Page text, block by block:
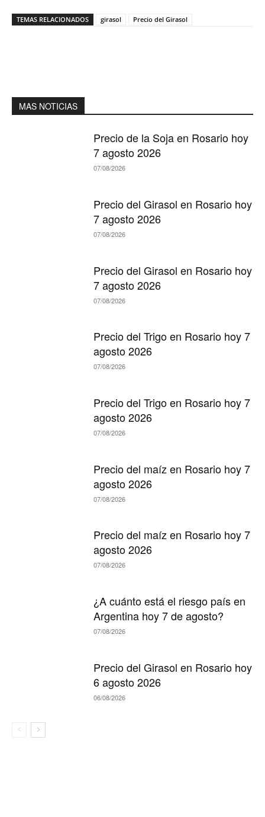
TEMAS RELACIONADOS girasol Precio del Girasol
MAS NOTICIAS
Precio de la Soja en Rosario hoy
7 agosto 2026
07/08/2026
Precio del Girasol en Rosario hoy
7 agosto 2026
07/08/2026
Precio del Girasol en Rosario hoy
7 agosto 2026
07/08/2026
Precio del Trigo en Rosario hoy 7
agosto 2026
07/08/2026
Precio del Trigo en Rosario hoy 7
agosto 2026
07/08/2026
Precio del maíz en Rosario hoy 7
agosto 2026
07/08/2026
Precio del maíz en Rosario hoy 7
agosto 2026
07/08/2026
¿A cuánto está el riesgo país en
Argentina hoy 7 de agosto?
07/08/2026
Precio del Girasol en Rosario hoy
6 agosto 2026
06/08/2026